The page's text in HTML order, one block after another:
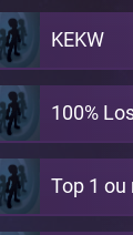
KEKW
100%
Top 1 ou